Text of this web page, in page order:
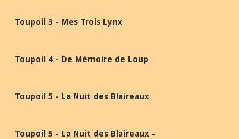
Toupoil 3 - Mes Trois Lynx
Toupoil 4 - De Mémoire de Loup
Toupoil 5 - La Nuit des Blaireaux
Toupoil 5 - La Nuit des Blaireaux -